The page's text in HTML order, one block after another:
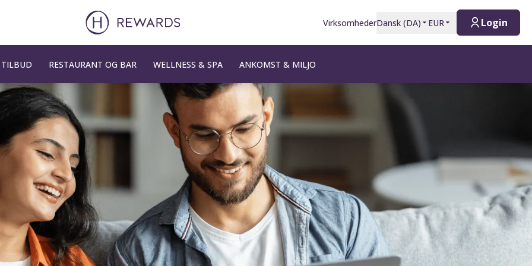
VirksomhederDansk (DA) EUR Login
TILBUD RESTAURANT OG BAR WELLNESS & SPA ANKOMST & MILJO